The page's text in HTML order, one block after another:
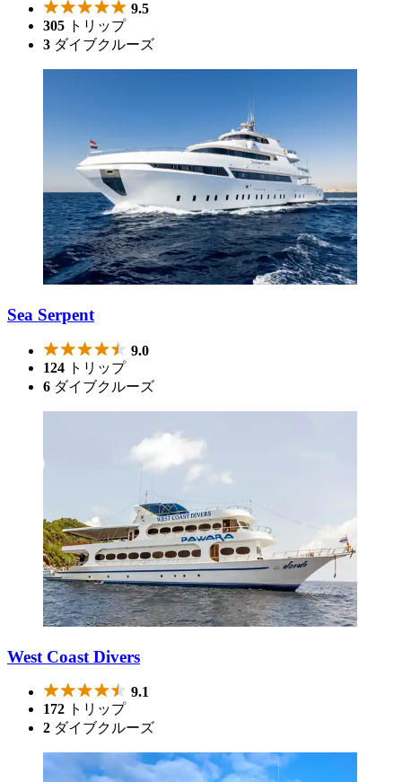
9.5
305 トリップ
3 ダイブクルーズ
Sea Serpent
9.0
124 トリップ
6 ダイブクルーズ
West Coast Divers
9.1
172 トリップ
2 ダイブクルーズ